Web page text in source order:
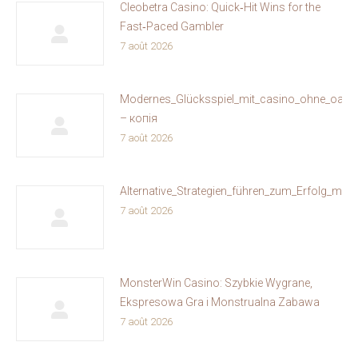
Cleobetra Casino: Quick‑Hit Wins for the
Fast‑Paced Gambler
7 août 2026
– копія
7 août 2026
7 août 2026
MonsterWin Casino: Szybkie Wygrane,
Ekspresowa Gra i Monstrualna Zabawa
7 août 2026